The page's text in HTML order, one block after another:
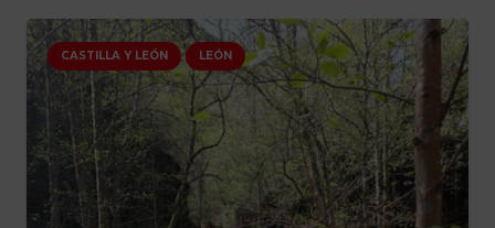
CASTILLA Y LEÓN LEÓN